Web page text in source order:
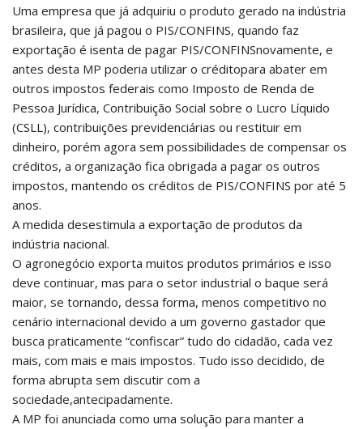
Uma empresa que já adquiriu o produto gerado na indústria
brasileira, que já pagou o PIS/CONFINS, quando faz
exportação é isenta de pagar PIS/CONFINSnovamente, e
antes desta MP poderia utilizar o créditopara abater em
outros impostos federais como Imposto de Renda de
Pessoa Jurídica, Contribuição Social sobre o Lucro Líquido
(CSLL), contribuições previdenciárias ou restituir em
dinheiro, porém agora sem possibilidades de compensar os
créditos, a organização fica obrigada a pagar os outros
impostos, mantendo os créditos de PIS/CONFINS por até 5
anos.
A medida desestimula a exportação de produtos da
indústria nacional.
O agronegócio exporta muitos produtos primários e isso
deve continuar, mas para o setor industrial o baque será
maior, se tornando, dessa forma, menos competitivo no
cenário internacional devido a um governo gastador que
busca praticamente “confiscar” tudo do cidadão, cada vez
mais, com mais e mais impostos. Tudo isso decidido, de
forma abrupta sem discutir com a
sociedade,antecipadamente.
A MP foi anunciada como uma solução para manter a